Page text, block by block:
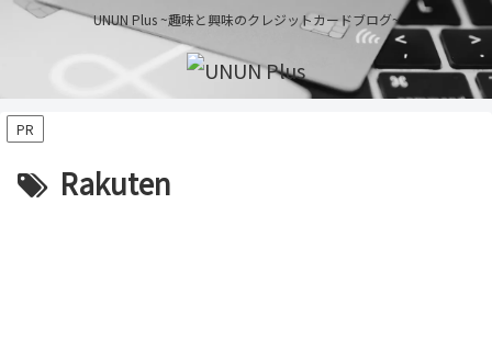
UNUN Plus ~趣味と興味のクレジットカードブログ~
PR
Rakuten